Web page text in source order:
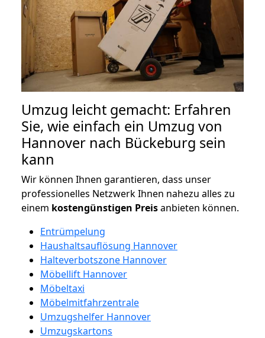
Umzug leicht gemacht: Erfahren
Sie, wie einfach ein Umzug von
Hannover nach Bückeburg sein
kann
Wir können Ihnen garantieren, dass unser
professionelles Netzwerk Ihnen nahezu alles zu
einem kostengünstigen Preisanbieten können.
Entrümpelung
Haushaltsauflösung Hannover
Halteverbotszone Hannover
Möbellift Hannover
Möbeltaxi
Möbelmitfahrzentrale
Umzugshelfer Hannover
Umzugskartons